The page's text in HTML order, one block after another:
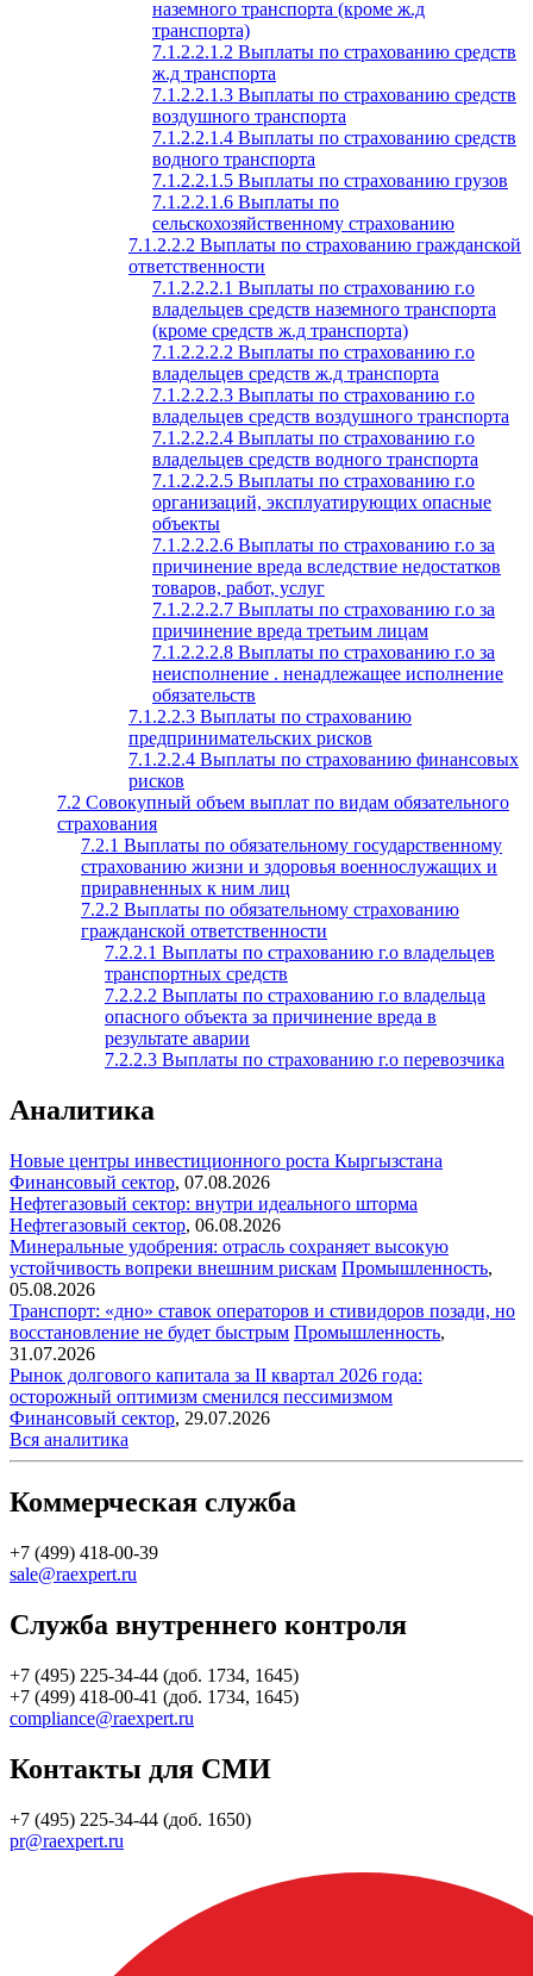
наземного транспорта (кроме ж.д
транспорта)
7.1.2.2.1.2 Выплаты по страхованию средств
ж.д транспорта
7.1.2.2.1.3 Выплаты по страхованию средств
воздушного транспорта
7.1.2.2.1.4 Выплаты по страхованию средств
водного транспорта
7.1.2.2.1.5 Выплаты по страхованию грузов
7.1.2.2.1.6 Выплаты по
сельскохозяйственному страхованию
7.1.2.2.2 Выплаты по страхованию гражданской
ответственности
7.1.2.2.2.1 Выплаты по страхованию г.о
владельцев средств наземного транспорта
(кроме средств ж.д транспорта)
7.1.2.2.2.2 Выплаты по страхованию г.о
владельцев средств ж.д транспорта
7.1.2.2.2.3 Выплаты по страхованию г.о
владельцев средств воздушного транспорта
7.1.2.2.2.4 Выплаты по страхованию г.о
владельцев средств водного транспорта
7.1.2.2.2.5 Выплаты по страхованию г.о
организаций, эксплуатирующих опасные
объекты
7.1.2.2.2.6 Выплаты по страхованию г.о за
причинение вреда вследствие недостатков
товаров, работ, услуг
7.1.2.2.2.7 Выплаты по страхованию г.о за
причинение вреда третьим лицам
7.1.2.2.2.8 Выплаты по страхованию г.о за
неисполнение . ненадлежащее исполнение
обязательств
7.1.2.2.3 Выплаты по страхованию
предпринимательских рисков
7.1.2.2.4 Выплаты по страхованию финансовых
рисков
7.2 Совокупный объем выплат по видам обязательного
страхования
7.2.1 Выплаты по обязательному государственному
страхованию жизни и здоровья военнослужащих и
приравненных к ним лиц
7.2.2 Выплаты по обязательному страхованию
гражданской ответственности
7.2.2.1 Выплаты по страхованию г.о владельцев
транспортных средств
7.2.2.2 Выплаты по страхованию г.о владельца
опасного объекта за причинение вреда в
результате аварии
7.2.2.3 Выплаты по страхованию г.о перевозчика
Аналитика
Новые центры инвестиционного роста Кыргызстана
Финансовый сектор, 07.08.2026
Нефтегазовый сектор: внутри идеального шторма
Нефтегазовый сектор, 06.08.2026
Минеральные удобрения: отрасль сохраняет высокую
устойчивость вопреки внешним рискам Промышленность,
05.08.2026
Транспорт: «дно» ставок операторов и стивидоров позади, но
восстановление не будет быстрым Промышленность,
31.07.2026
Рынок долгового капитала за II квартал 2026 года:
осторожный оптимизм сменился пессимизмом
Финансовый сектор, 29.07.2026
Вся аналитика
Коммерческая служба
+7 (499) 418-00-39
sale@raexpert.ru
Служба внутреннего контроля
+7 (495) 225-34-44 (доб. 1734, 1645)
+7 (499) 418-00-41 (доб. 1734, 1645)
compliance@raexpert.ru
Контакты для СМИ
+7 (495) 225-34-44 (доб. 1650)
pr@raexpert.ru